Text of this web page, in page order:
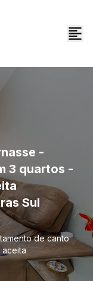
-
3 quartos -
Sul
de canto
aceita